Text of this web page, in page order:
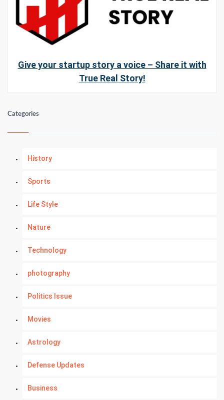
Give your startup story a voice – Share it with
True Real Story!
Categories
History
Sports
Life Style
Nature
Technology
photography
Politics Issue
Movies
Astrology
Defense Updates
Business